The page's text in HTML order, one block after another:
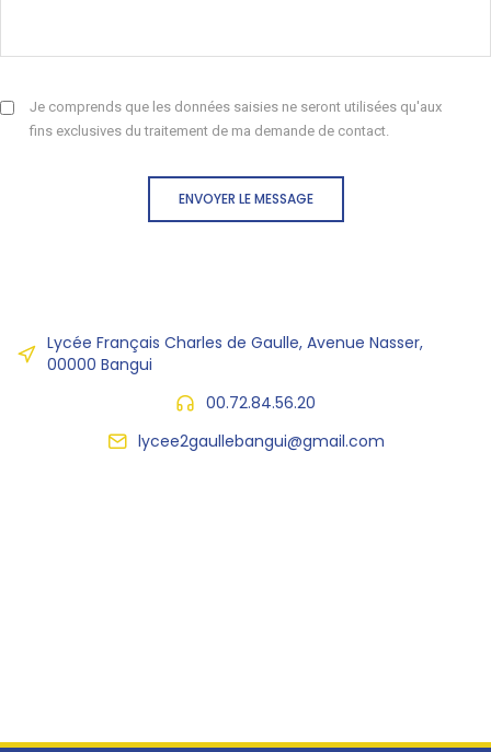
Je comprends que les données saisies ne seront utilisées qu'aux
fins exclusives du traitement de ma demande de contact.
ENVOYER LE MESSAGE
Lycée Français Charles de Gaulle, Avenue Nasser,
00000 Bangui
00.72.84.56.20
lycee2gaullebangui@gmail.com